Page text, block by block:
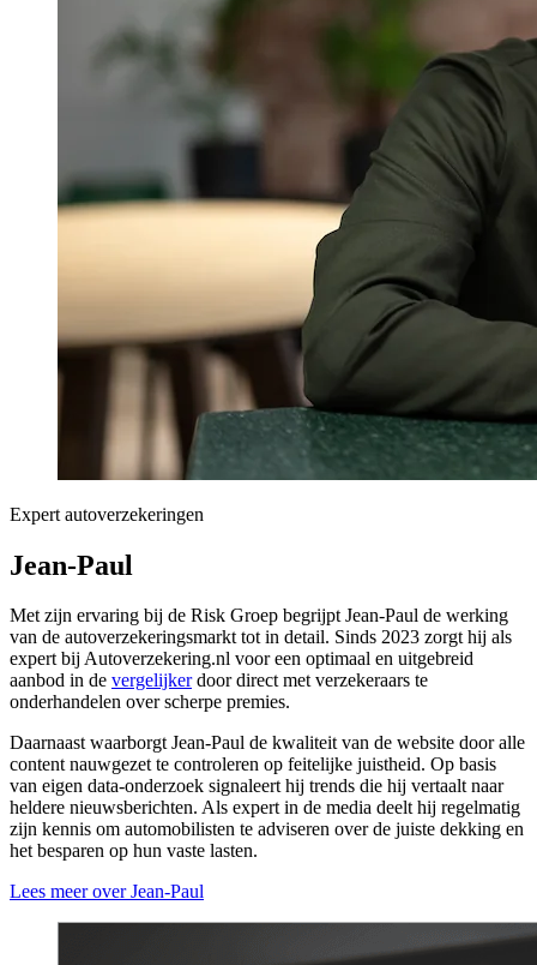
Expert autoverzekeringen
Jean-Paul
Met zijn ervaring bij de Risk Groep begrijpt Jean-Paul de werking
van de autoverzekeringsmarkt tot in detail. Sinds 2023 zorgt hij als
expert bij Autoverzekering.nl voor een optimaal en uitgebreid
aanbod in de vergelijkerdoor direct met verzekeraars te
onderhandelen over scherpe premies.
Daarnaast waarborgt Jean-Paul de kwaliteit van de website door alle
content nauwgezet te controleren op feitelijke juistheid. Op basis
van eigen data-onderzoek signaleert hij trends die hij vertaalt naar
heldere nieuwsberichten. Als expert in de media deelt hij regelmatig
zijn kennis om automobilisten te adviseren over de juiste dekking en
het besparen op hun vaste lasten.
Lees meer over Jean-Paul